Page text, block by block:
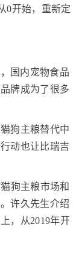
0开始，重新定
国内宠物食品
牌成为了很多
狗主粮替代中
动也让比瑞吉
狗主粮市场和
许久先生介绍
，从2019年开